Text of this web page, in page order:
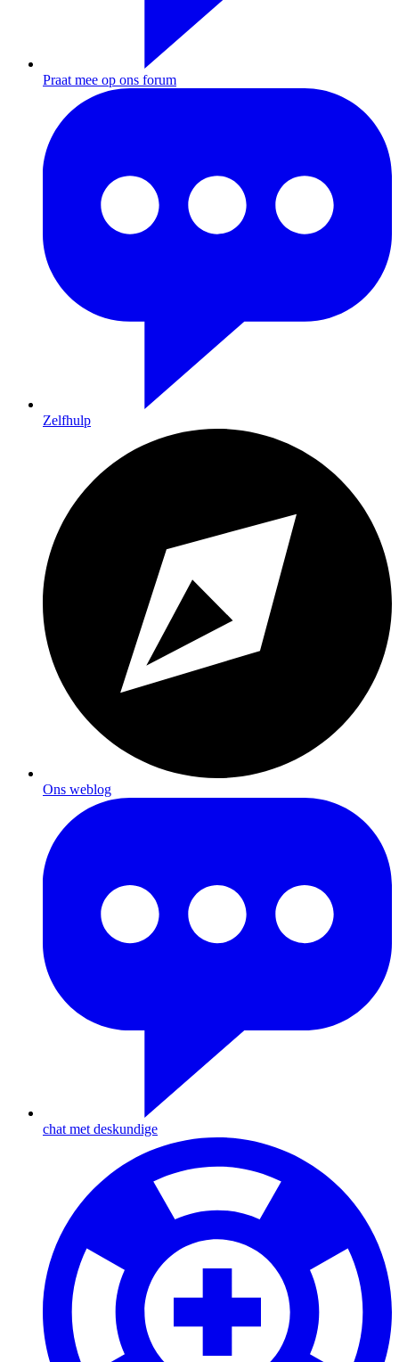
Praat mee op ons forum
Zelfhulp
Ons weblog
chat met deskundige